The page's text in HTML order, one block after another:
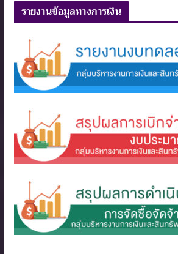
รายงานข้อมูลทางการเงิน